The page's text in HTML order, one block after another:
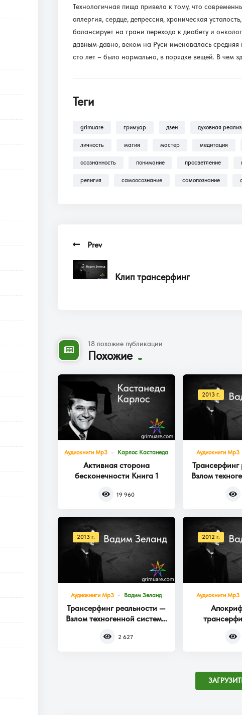
Технологичная пища привела к тому, что
аллергия, сердце, депрессия, хроническая
балансирует на грани перехода к диабету и
давным-давно, веком на Руси именовалась
сто лет – было нормально, в порядке вещей. В чем
Теги
grimuare гримуар дзен духовная
личность магия мастер медитация
осознанность понимание просветление
религия самоосознание самопознание
Prev
Клип трансерфинг
18 похожие публикации
Похожие
Аудиокниги Mp3 Карлос Кастанеда
Активная сторона
бесконечности Книга 1
19 960
2013 г.
Аудиокниги Mp3
Взлом
2013 г.
Аудиокниги Mp3 Вадим Зеланд
Трансерфинг реальности —
Взлом техногенной системы
2 627
2012 г.
Аудиокниги Mp3